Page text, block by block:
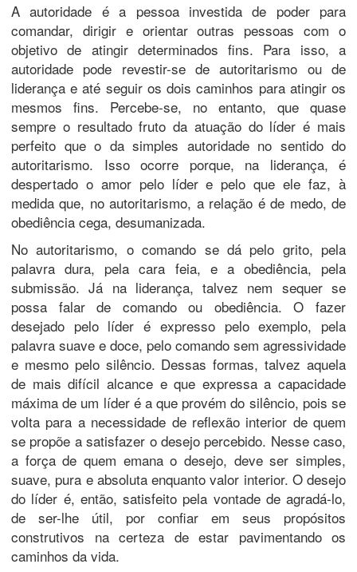
A autoridade é a pessoa investida de poder para
comandar, dirigir e orientar outras pessoas com o
objetivo de atingir determinados fins. Para isso, a
autoridade pode revestir-se de autoritarismo ou de
liderança e até seguir os dois caminhos para atingir os
mesmos fins. Percebe-se, no entanto, que quase
sempre o resultado fruto da atuação do líder é mais
perfeito que o da simples autoridade no sentido do
autoritarismo. Isso ocorre porque, na liderança, é
despertado o amor pelo líder e pelo que ele faz, à
medida que, no autoritarismo, a relação é de medo, de
obediência cega, desumanizada.
No autoritarismo, o comando se dá pelo grito, pela
palavra dura, pela cara feia, e a obediência, pela
submissão. Já na liderança, talvez nem sequer se
possa falar de comando ou obediência. O fazer
desejado pelo líder é expresso pelo exemplo, pela
palavra suave e doce, pelo comando sem agressividade
e mesmo pelo silêncio. Dessas formas, talvez aquela
de mais difícil alcance e que expressa a capacidade
máxima de um líder é a que provém do silêncio, pois se
volta para a necessidade de reflexão interior de quem
se propõe a satisfazer o desejo percebido. Nesse caso,
a força de quem emana o desejo, deve ser simples,
suave, pura e absoluta enquanto valor interior. O desejo
do líder é, então, satisfeito pela vontade de agradá-lo,
de ser-lhe útil, por confiar em seus propósitos
construtivos na certeza de estar pavimentando os
caminhos da vida.